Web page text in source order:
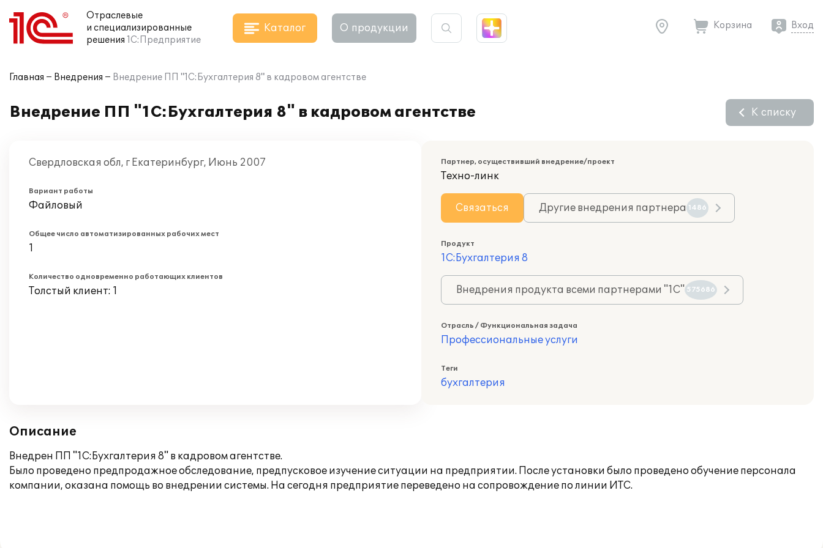
Отраслевые
и специализированные
решения 1С:Предприятие
Каталог О продукции Корзина Вход
Главная Внедрения Внедрение ПП "1С:Бухгалтерия 8" в кадровом агентстве
Внедрение ПП "1С:Бухгалтерия 8" в кадровом агентстве К списку
Свердловская обл, г Екатеринбург, Июнь 2007
Вариант работы
Файловый
Общее число автоматизированных рабочих мест
1
Количество одновременно работающих клиентов
Толстый клиент: 1
Партнер, осуществивший внедрение/проект
Техно-линк
Связаться Другие внедрения партнера 1486
Продукт
1С:Бухгалтерия 8
Внедрения продукта всеми партнерами "1С" 575686
Отрасль / Функциональная задача
Профессиональные услуги
Теги
бухгалтерия
Описание
Внедрен ПП "1С:Бухгалтерия 8" в кадровом агентстве.
Было проведено предпродажное обследование, предпусковое изучение ситуации на предприятии. После установки было проведено обучение персонала
компании, оказана помощь во внедрении системы. На сегодня предприятие переведено на сопровождение по линии ИТС.